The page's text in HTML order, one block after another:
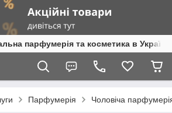
парфумерія та косметика в Україні
Парфумерія Чоловіча